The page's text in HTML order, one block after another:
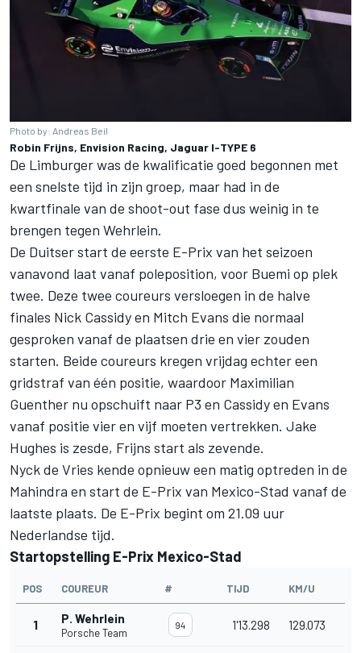
Photo by: Andreas Beil
Robin Frijns, Envision Racing, Jaguar I-TYPE 6
De Limburger was de kwalificatie goed begonnen met
een snelste tijd in zijn groep, maar had in de
kwartfinale van de shoot-out fase dus weinig in te
brengen tegen Wehrlein.
De Duitser start de eerste E-Prix van het seizoen
vanavond laat vanaf poleposition, voor Buemi op plek
twee. Deze twee coureurs versloegen in de halve
finales Nick Cassidyen Mitch Evans die normaal
gesproken vanaf de plaatsen drie en vier zouden
starten. Beide coureurs kregen vrijdag echter een
gridstraf van één positie, waardoor Maximilian
Guenther nu opschuift naar P3 en Cassidy en Evans
vanaf positie vier en vijf moeten vertrekken. Jake
Hughes is zesde, Frijns start als zevende.
Nyck de Vries kende opnieuw een matig optreden in de
Mahindra en start de E-Prix van Mexico-Stad vanaf de
laatste plaats. De E-Prix begint om 21.09 uur
Nederlandse tijd.
Startopstelling E-Prix Mexico-Stad
POS COUREUR # TIJD KM/U
1 P. Wehrlein
Porsche Team
94 1'13.298 129.073